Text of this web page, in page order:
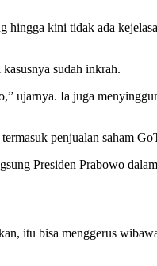
kini tidak ada
sudah inkrah.
ujarnya. Ia juga
penjualan saham
Presiden Prabowo
itu bisa menggerus